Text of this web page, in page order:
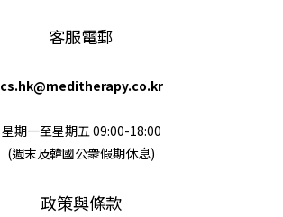
客服電郵
cs.hk@meditherapy.co.kr
星期一至星期五 09:00-18:00
(週末及韓國公衆假期休息)
政策與條款